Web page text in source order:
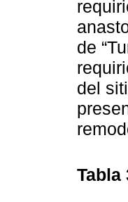
de
del
Tabla